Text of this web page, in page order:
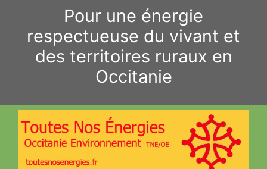
contenu
Pour une énergie
respectueuse du vivant et
des territoires ruraux en
Occitanie